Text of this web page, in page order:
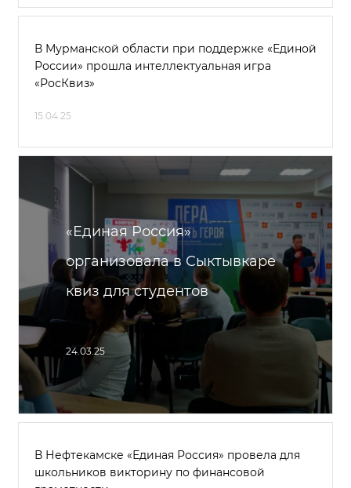
В Мурманской области при поддержке «Единой
России» прошла интеллектуальная игра
«РосКвиз»
15.04.25
«Единая Россия»
организовала в Сыктывкаре
квиз для студентов
24.03.25
В Нефтекамске «Единая Россия» провела для
школьников викторину по финансовой